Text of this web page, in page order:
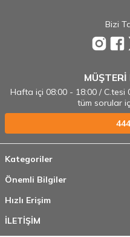
Bizi
Hafta içi 08:00 - 18:00 / C.tesi
tüm sorular
Kategoriler
Önemli Bilgiler
Hızlı Erişim
İLETİŞİM